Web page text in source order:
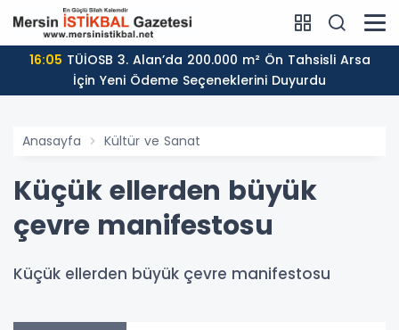
16:05
İçin Yeni Ödeme Seçeneklerini Duyurdu
Anasayfa Kültür ve Sanat
Küçük ellerden büyük
çevre manifestosu
Küçük ellerden büyük çevre manifestosu